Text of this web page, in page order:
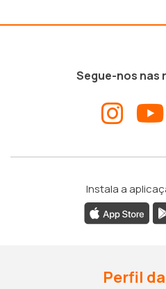
Segue-nos nas
Instala a
Perfil